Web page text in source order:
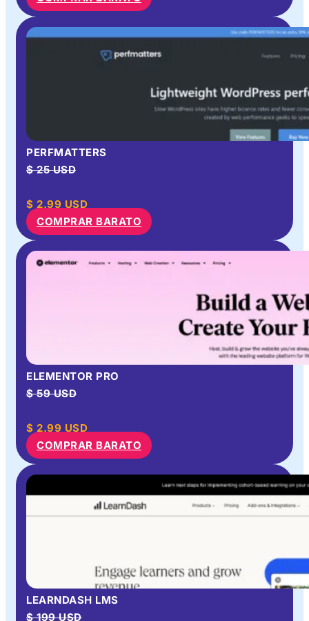
PERFMATTERS
$ 25 USD
$ 2.99 USD
COMPRAR BARATO
ELEMENTOR PRO
$ 59 USD
$ 2.99 USD
COMPRAR BARATO
LEARNDASH LMS
$ 199 USD